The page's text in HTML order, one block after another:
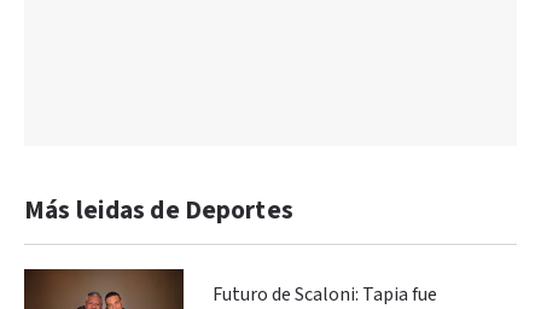
Más leidas de Deportes
Futuro de Scaloni: Tapia fue